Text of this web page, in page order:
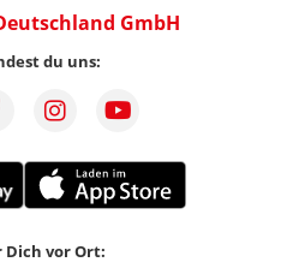
GmbH
du uns:
vor Ort: